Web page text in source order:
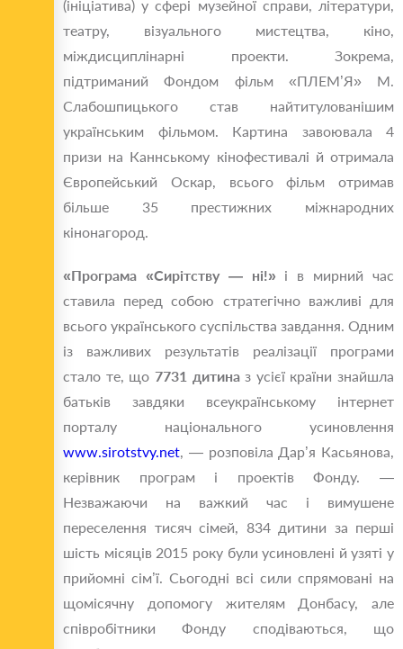
(ініціатива) у сфері музейної справи, літератури,
театру, візуального мистецтва, кіно,
міждисциплінарні проекти. Зокрема,
підтриманий Фондом фільм «ПЛЕМ’Я» М.
Слабошпицького став найтитулованішим
українським фільмом. Картина завоювала 4
призи на Каннському кінофестивалі й отримала
Європейський Оскар, всього фільм отримав
більше 35 престижних міжнародних
кінонагород.
«Програма «Сирітству — ні!» і в мирний час
ставила перед собою стратегічно важливі для
всього українського суспільства завдання. Одним
із важливих результатів реалізації програми
стало те, що 7731 дитиназ усієї країни знайшла
батьків завдяки всеукраїнському інтернет
порталу національного усиновлення
www.sirotstvy.net, — розповіла Дар’я Касьянова,
керівник програм і проектів Фонду. —
Незважаючи на важкий час і вимушене
переселення тисяч сімей, 834 дитини за перші
шість місяців 2015 року були усиновлені й узяті у
прийомні сім’ї. Сьогодні всі сили спрямовані на
щомісячну допомогу жителям Донбасу, але
співробітники Фонду сподіваються, що